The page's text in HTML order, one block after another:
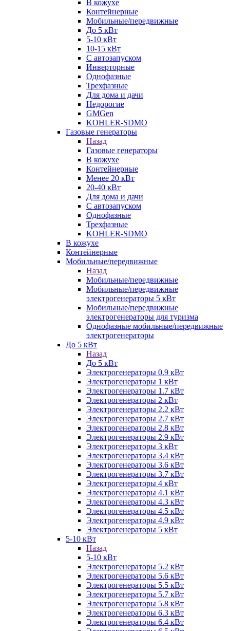
В кожухе
Контейнерные
Мобильные/передвижные
До 5 кВт
5-10 кВт
10-15 кВт
С автозапуском
Инверторные
Однофазные
Трехфазные
Для дома и дачи
Недорогие
GMGen
KOHLER-SDMO
Газовые генераторы
Назад
Газовые генераторы
В кожухе
Контейнерные
Менее 20 кВт
20-40 кВт
Для дома и дачи
С автозапуском
Однофазные
Трехфазные
KOHLER-SDMO
В кожухе
Контейнерные
Мобильные/передвижные
Назад
Мобильные/передвижные
Мобильные/передвижные
электрогенераторы 5 кВт
Мобильные/передвижные
электрогенераторы для туризма
Однофазные мобильные/передвижные
электрогенераторы
До 5 кВт
Назад
До 5 кВт
Электрогенераторы 0.9 кВт
Электрогенераторы 1 кВт
Электрогенераторы 1.7 кВт
Электрогенераторы 2 кВт
Электрогенераторы 2.2 кВт
Электрогенераторы 2.7 кВт
Электрогенераторы 2.8 кВт
Электрогенераторы 2.9 кВт
Электрогенераторы 3 кВт
Электрогенераторы 3.4 кВт
Электрогенераторы 3.6 кВт
Электрогенераторы 3.7 кВт
Электрогенераторы 4 кВт
Электрогенераторы 4.1 кВт
Электрогенераторы 4.3 кВт
Электрогенераторы 4.5 кВт
Электрогенераторы 4.9 кВт
Электрогенераторы 5 кВт
5-10 кВт
Назад
5-10 кВт
Электрогенераторы 5.2 кВт
Электрогенераторы 5.6 кВт
Электрогенераторы 5.5 кВт
Электрогенераторы 5.7 кВт
Электрогенераторы 5.8 кВт
Электрогенераторы 6.3 кВт
Электрогенераторы 6.4 кВт